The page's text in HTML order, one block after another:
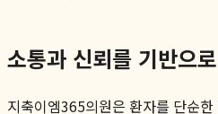
소통과 신뢰를 기반으
지축이엠365의원은 환자를 단순